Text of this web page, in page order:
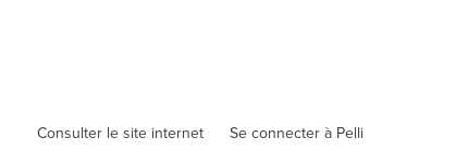
Consulter le site internet Se connecter à Pelli